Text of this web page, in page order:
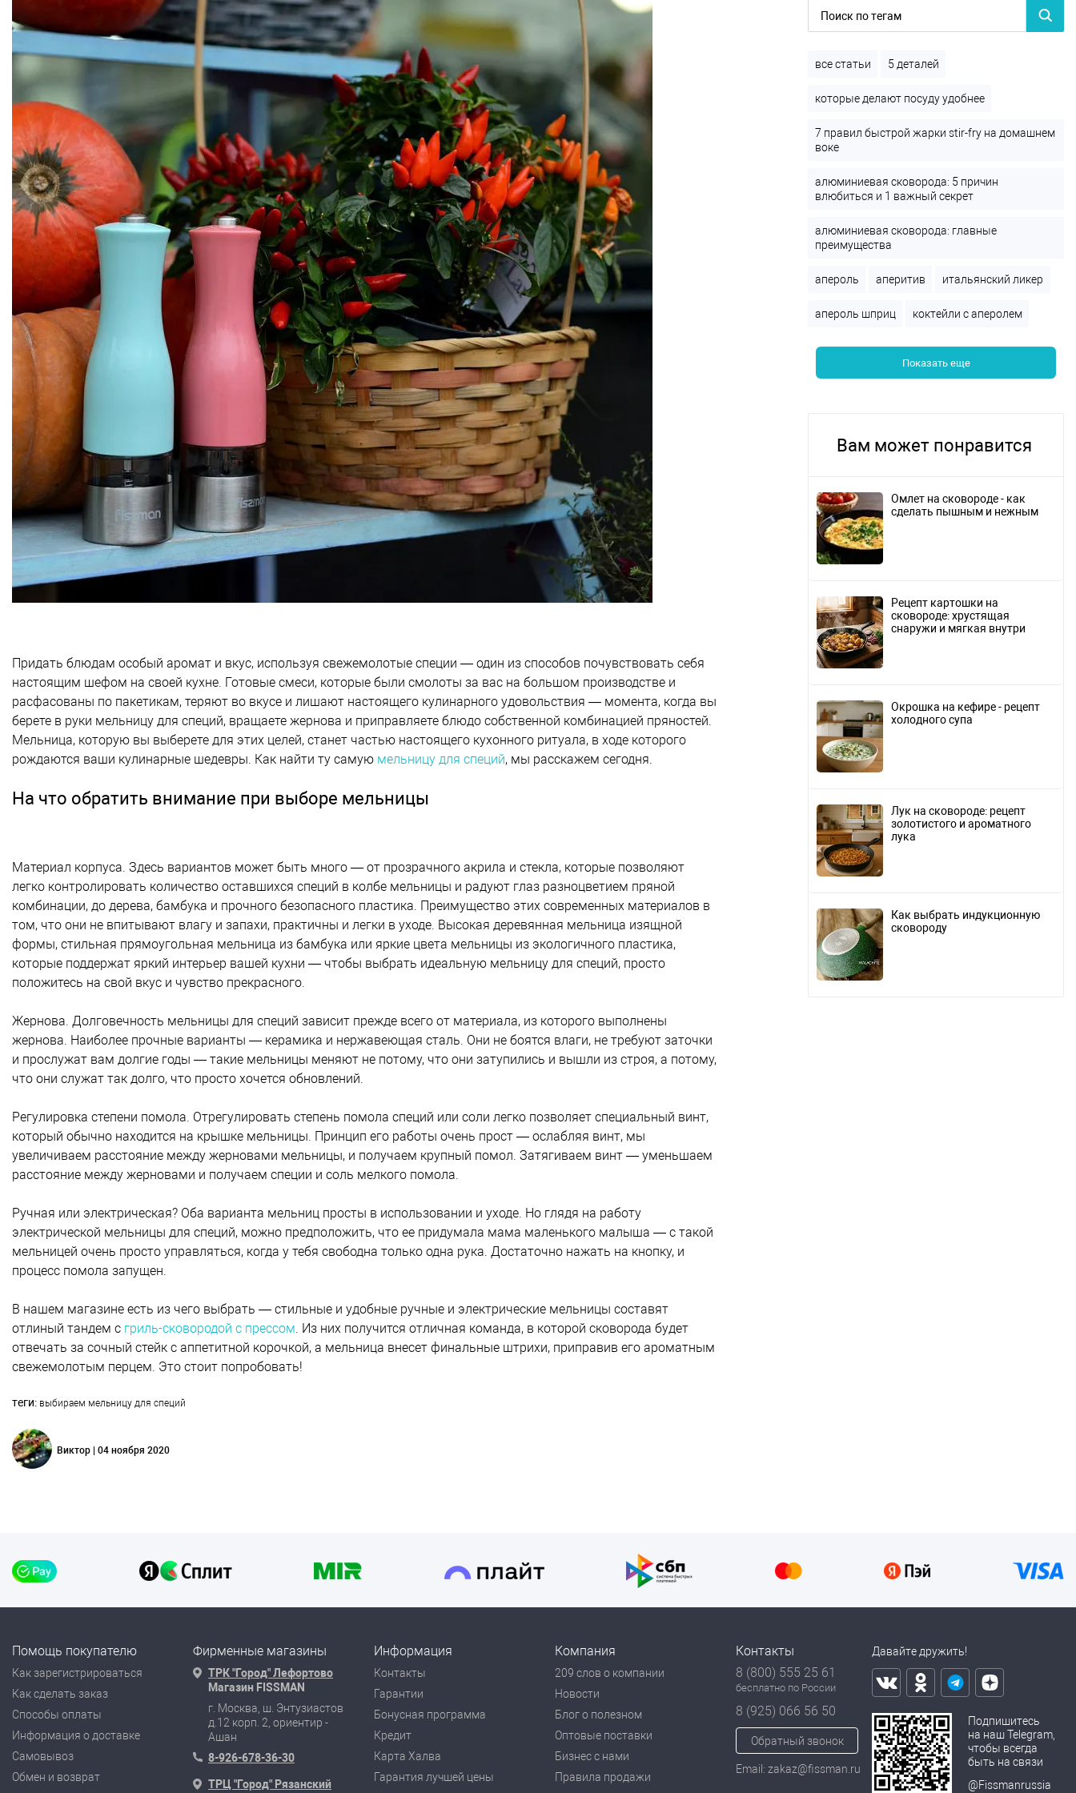
Придать блюдам особый аромат и вкус, используя свежемолотые специи — один из способов почувствовать себя
настоящим шефом на своей кухне. Готовые смеси, которые были смолоты за вас на большом производстве и
расфасованы по пакетикам, теряют во вкусе и лишают настоящего кулинарного удовольствия — момента, когда вы
берете в руки мельницу для специй, вращаете жернова и приправляете блюдо собственной комбинацией пряностей.
Мельница, которую вы выберете для этих целей, станет частью настоящего кухонного ритуала, в ходе которого
рождаются ваши кулинарные шедевры. Как найти ту самую мельницу для специй, мы расскажем сегодня.
На что обратить внимание при выборе мельницы
Материал корпуса. Здесь вариантов может быть много — от прозрачного акрила и стекла, которые позволяют
легко контролировать количество оставшихся специй в колбе мельницы и радуют глаз разноцветием пряной
комбинации, до дерева, бамбука и прочного безопасного пластика. Преимущество этих современных материалов в
том, что они не впитывают влагу и запахи, практичны и легки в уходе. Высокая деревянная мельница изящной
формы, стильная прямоугольная мельница из бамбука или яркие цвета мельницы из экологичного пластика,
которые поддержат яркий интерьер вашей кухни — чтобы выбрать идеальную мельницу для специй, просто
положитесь на свой вкус и чувство прекрасного.
Жернова. Долговечность мельницы для специй зависит прежде всего от материала, из которого выполнены
жернова. Наиболее прочные варианты — керамика и нержавеющая сталь. Они не боятся влаги, не требуют заточки
и прослужат вам долгие годы — такие мельницы меняют не потому, что они затупились и вышли из строя, а потому,
что они служат так долго, что просто хочется обновлений.
Регулировка степени помола. Отрегулировать степень помола специй или соли легко позволяет специальный винт,
который обычно находится на крышке мельницы. Принцип его работы очень прост — ослабляя винт, мы
увеличиваем расстояние между жерновами мельницы, и получаем крупный помол. Затягиваем винт — уменьшаем
расстояние между жерновами и получаем специи и соль мелкого помола.
Ручная или электрическая? Оба варианта мельниц просты в использовании и уходе. Но глядя на работу
электрической мельницы для специй, можно предположить, что ее придумала мама маленького малыша — с такой
мельницей очень просто управляться, когда у тебя свободна только одна рука. Достаточно нажать на кнопку, и
процесс помола запущен.
В нашем магазине есть из чего выбрать — стильные и удобные ручные и электрические мельницы составят
отлиный тандем с гриль-сковородой с прессом . Из них получится отличная команда, в которой сковорода будет
отвечать за сочный стейк с аппетитной корочкой, а мельница внесет финальные штрихи, приправив его ароматным
свежемолотым перцем. Это стоит попробовать!
теги: выбираем мельницу для специй
Виктор | 04 ноября 2020
все статьи 5 деталей
которые делают посуду удобнее
7 правил быстрой жарки stir-fry на домашнем
воке
алюминиевая сковорода: 5 причин
влюбиться и 1 важный секрет
алюминиевая сковорода: главные
преимущества
апероль аперитив итальянский ликер
апероль шприц коктейли с аперолем
Показать еще
Вам может понравится
Омлет на сковороде - как
сделать пышным и нежным
Рецепт картошки на
сковороде: хрустящая
снаружи и мягкая внутри
Окрошка на кефире - рецепт
холодного супа
Лук на сковороде: рецепт
золотистого и ароматного
лука
Как выбрать индукционную
сковороду
Помощь покупателю
Как зарегистрироваться
Как сделать заказ
Способы оплаты
Информация о доставке
Самовывоз
Обмен и возврат
Фирменные магазины
ТРК "Город" Лефортово
Магазин FISSMAN
г. Москва, ш. Энтузиастов
д.12 корп. 2, ориентир -
Ашан
8-926-678-36-30
ТРЦ "Город" Рязанский
Информация
Контакты
Гарантии
Бонусная программа
Кредит
Карта Халва
Гарантия лучшей цены
Компания
209 слов о компании
Новости
Блог о полезном
Оптовые поставки
Бизнес с нами
Правила продажи
Контакты
8 (800) 555 25 61
бесплатно по России
8 (925) 066 56 50
Обратный звонок
Email: zakaz@fissman.ru
Давайте дружить!
Подпишитесь
на наш Telegram,
чтобы всегда
быть на связи
@Fissmanrussia